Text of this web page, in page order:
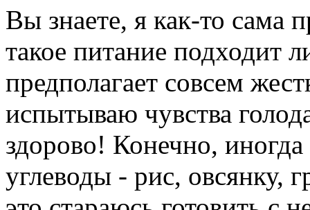
Вы знаете, я как-то сама
такое питание подходит
предполагает совсем
испытываю чувства
здорово! Конечно,
углеводы - рис, овсянку,